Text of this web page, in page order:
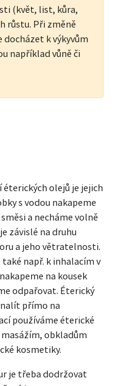
(květ, list, kůra,
růstu. Při změně
k výkyvům
například vůně či
olejů je jejich
s vodou nakapeme
a necháme volně
závislé na druhu
a jeho větratelnosti.
např. k inhalacím v
na kousek
odpařovat. Éterický
přímo na
používáme éterické
obkladům
kosmetiky.
je třeba dodržovat